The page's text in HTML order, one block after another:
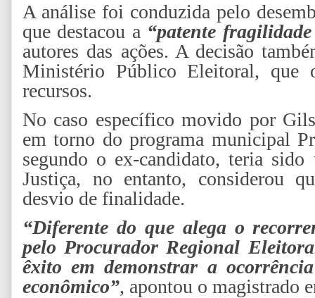
A análise foi conduzida pelo
que destacou a “patente
autores das ações. A decisão
Ministério Público Eleitoral, que
recursos.
No caso específico movido por
em torno do programa municipal
segundo o ex-candidato, teria
Justiça, no entanto, considerou
desvio de finalidade.
“Diferente do que alega o
pelo Procurador Regional
êxito em demonstrar a
econômico”, apontou o magistrado